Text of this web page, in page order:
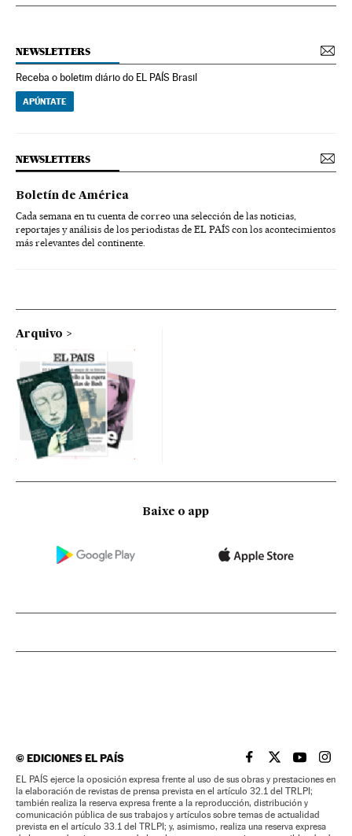
NEWSLETTERS
Receba o boletim diário do EL PAÍS Brasil
APÚNTATE
NEWSLETTERS
Boletín de América
Cada semana en tu cuenta de correo una selección de las noticias,
reportajes y análisis de los periodistas de EL PAÍS con los acontecimientos
más relevantes del continente.
Arquivo
Baixe o app
©EDICIONES EL PAÍS EL PAÍS BRASIL EN
EL PAÍSEL PAÍS
EL
EL PAÍS ejerce la oposición expresa frente al uso de sus obras y prestaciones en
la elaboración de revistas de prensa prevista en el artículo 32.1 del TRLPI;
también realiza la reserva expresa frente a la reproducción, distribución y
comunicación pública de sus trabajos y artículos sobre temas de actualidad
prevista en el artículo 33.1 del TRLPI; y, asimismo, realiza una reserva expresa